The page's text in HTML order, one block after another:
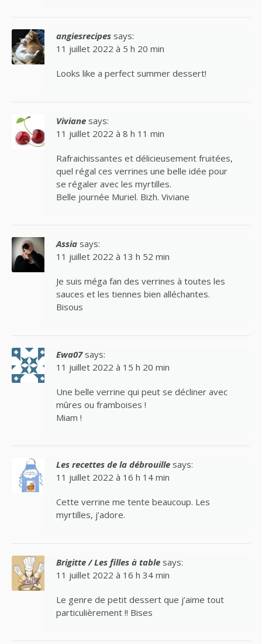
angiesrecipes says:
11 juillet 2022 à 5 h 20 min
Looks like a perfect summer dessert!
Viviane says:
11 juillet 2022 à 8 h 11 min
Rafraichissantes et délicieusement fruitées,
quel régal ces verrines une belle idée pour
se régaler avec les myrtilles.
Belle journée Muriel. Bizh. Viviane
Assia says:
11 juillet 2022 à 13 h 52 min
Je suis méga fan des verrines à toutes les
sauces et les tiennes bien alléchantes.
Bisous
Ewa07 says:
11 juillet 2022 à 15 h 20 min
Une belle verrine qui peut se décliner avec
mûres ou framboises !
Miam !
Les recettes de la débrouille says:
11 juillet 2022 à 16 h 14 min
Cette verrine me tente beaucoup. Les
myrtilles, j’adore.
Brigitte / Les filles à table says:
11 juillet 2022 à 16 h 34 min
Le genre de petit dessert que j’aime tout
particulièrement !! Bises